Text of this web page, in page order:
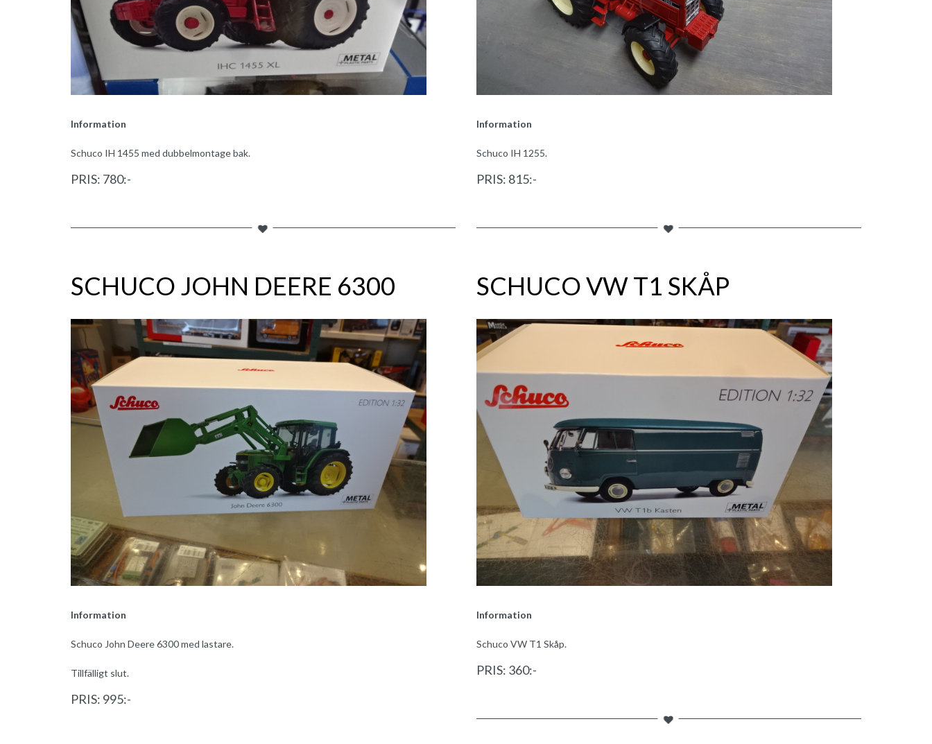
Information
Schuco IH 1455 med dubbelmontage bak.
PRIS: 780:-
Information
Schuco IH 1255.
PRIS: 815:-
SCHUCO JOHN DEERE 6300
Information
Schuco John Deere 6300 med lastare.
Tillfälligt slut.
PRIS: 995:-
SCHUCO VW T1 SKÅP
Information
Schuco VW T1 Skåp.
PRIS: 360:-